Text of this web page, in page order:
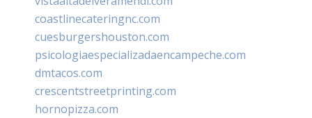
coastlinecateringnc.com
cuesburgershouston.com
psicologiaespecializadaencampeche.com
dmtacos.com
crescentstreetprinting.com
hornopizza.com